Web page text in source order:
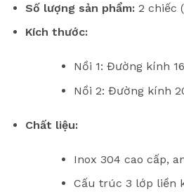
Số lượng sản phẩm:2 chiếc
Kích thước:
Nồi 1: Đường kính
Nồi 2: Đường kính
Chất liệu:
Inox 304 cao cấp,
Cấu trúc 3 lớp liền